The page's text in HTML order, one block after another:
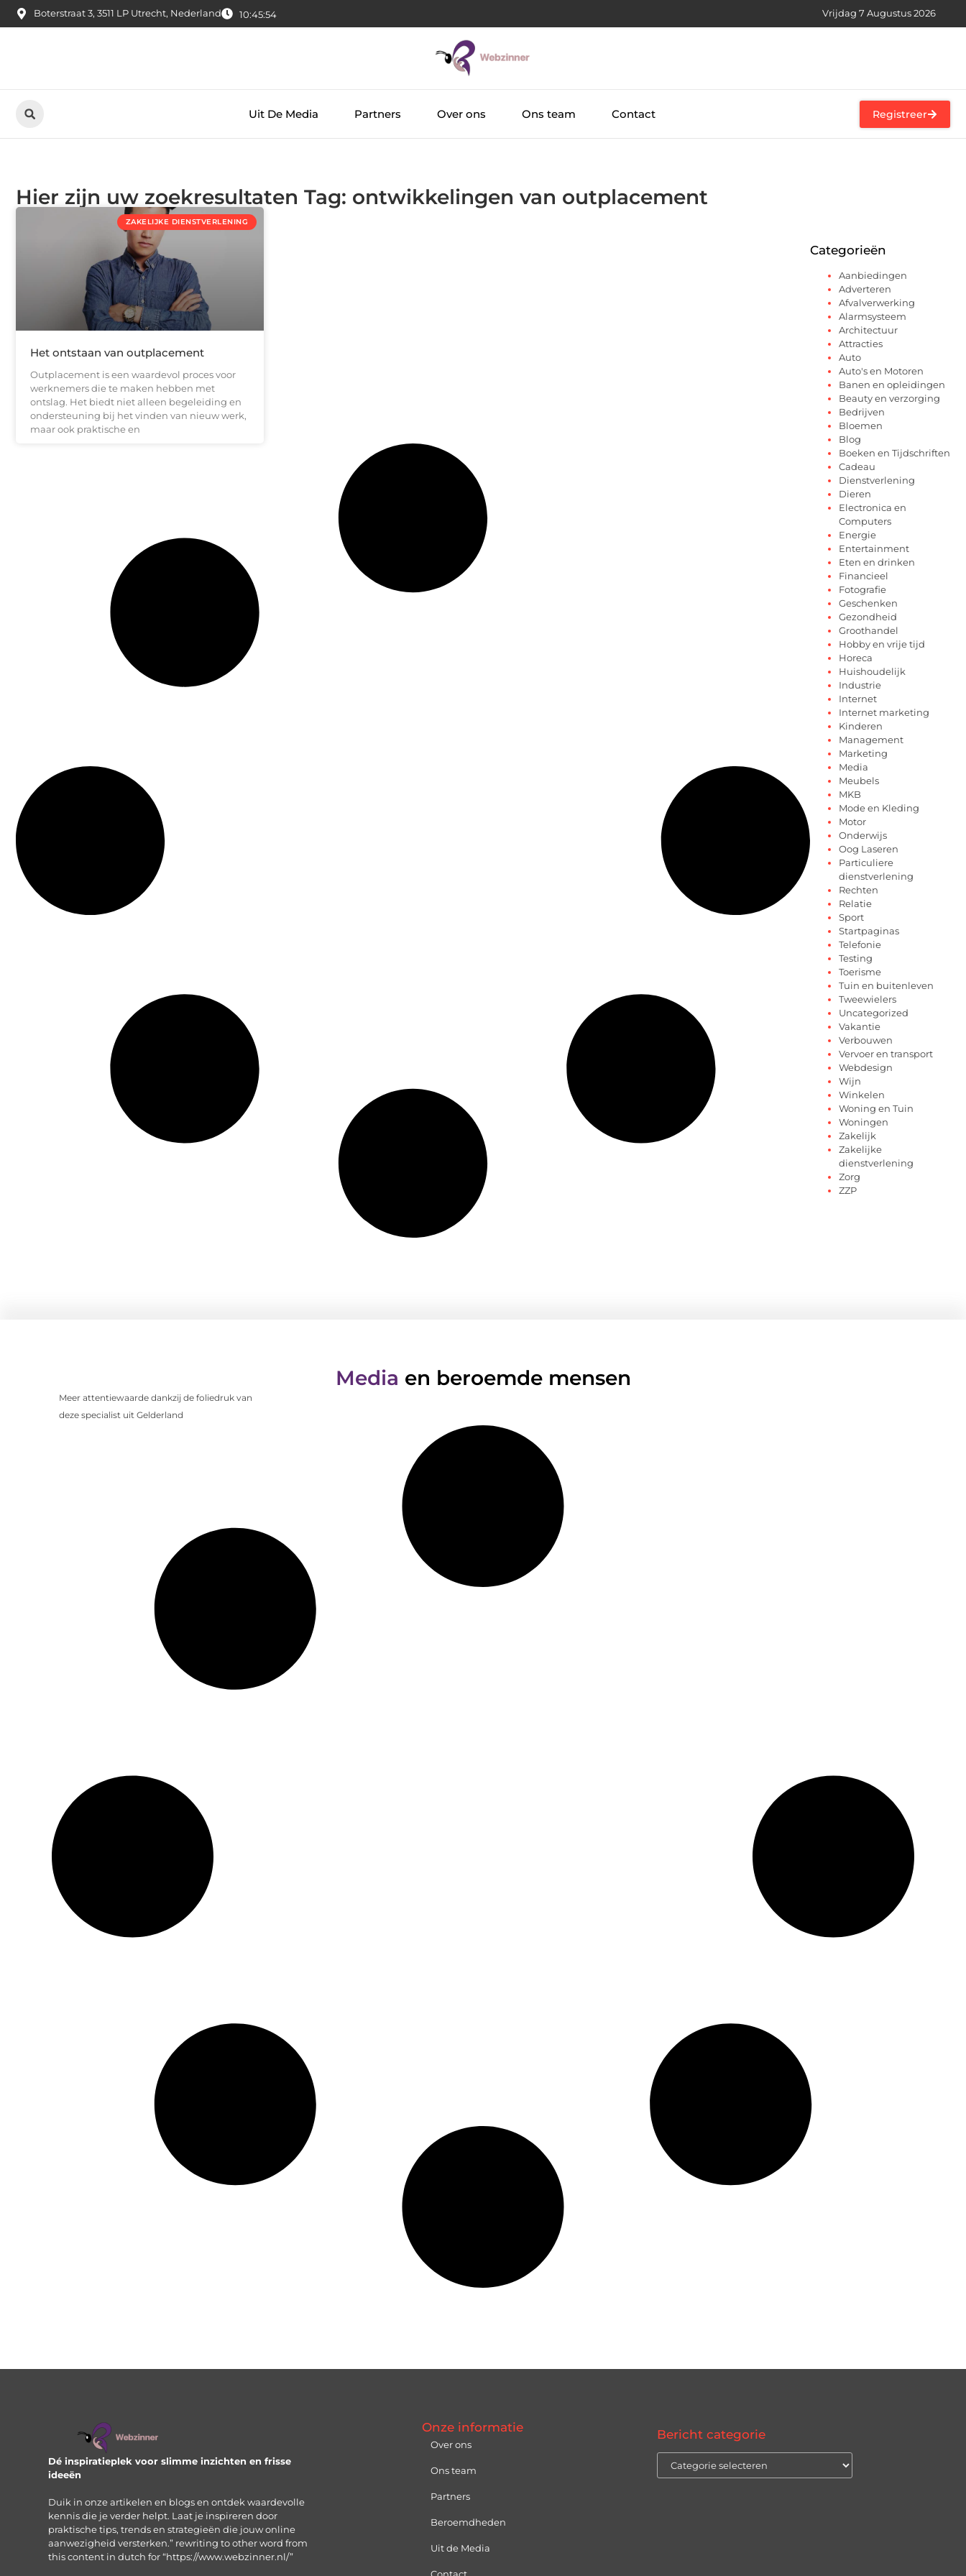
Boterstraat 3, 3511 LP Utrecht, Nederland 10:45:55 Vrijdag 7 Augustus 2026
Uit De Media Partners Over ons Ons team Contact Registreer
Hier zijn uw zoekresultaten Tag: ontwikkelingen van outplacement
ZAKELIJKE DIENSTVERLENING
Het ontstaan van outplacement
Outplacement is een waardevol proces voor
werknemers die te maken hebben met
ontslag. Het biedt niet alleen begeleiding en
ondersteuning bij het vinden van nieuw werk,
maar ook praktische en
Categorieën
Aanbiedingen
Adverteren
Afvalverwerking
Alarmsysteem
Architectuur
Attracties
Auto
Auto's en Motoren
Banen en opleidingen
Beauty en verzorging
Bedrijven
Bloemen
Blog
Boeken en Tijdschriften
Cadeau
Dienstverlening
Dieren
Electronica en
Computers
Energie
Entertainment
Eten en drinken
Financieel
Fotografie
Geschenken
Gezondheid
Groothandel
Hobby en vrije tijd
Horeca
Huishoudelijk
Industrie
Internet
Internet marketing
Kinderen
Management
Marketing
Media
Meubels
MKB
Mode en Kleding
Motor
Onderwijs
Oog Laseren
Particuliere
dienstverlening
Rechten
Relatie
Sport
Startpaginas
Telefonie
Testing
Toerisme
Tuin en buitenleven
Tweewielers
Uncategorized
Vakantie
Verbouwen
Vervoer en transport
Webdesign
Wijn
Winkelen
Woning en Tuin
Woningen
Zakelijk
Zakelijke
dienstverlening
Zorg
ZZP
Media en beroemde mensen
Meer attentiewaarde dankzij de foliedruk van
deze specialist uit Gelderland
Dé inspiratieplek voor slimme inzichten en frisse
ideeën
Duik in onze artikelen en blogs en ontdek waardevolle
kennis die je verder helpt. Laat je inspireren door
praktische tips, trends en strategieën die jouw online
aanwezigheid versterken.” rewriting to other word from
this content in dutch for “https://www.webzinner.nl/”
Onze informatie
Over ons
Ons team
Partners
Beroemdheden
Uit de Media
Bericht categorie